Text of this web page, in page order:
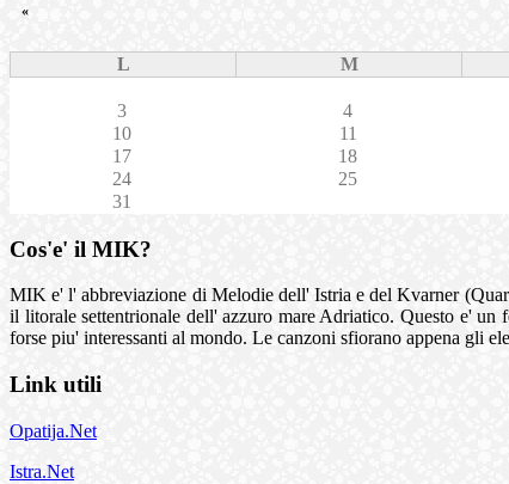
«
L M
3 4
10
11
17
18
24
25
31
Cos'e' il MIK?
MIK e' l' abbreviazione di Melodie dell' Istria e del Kvarner
il litorale settentrionale dell' azzuro mare Adriatico. Questo e' un
forse piu' interessanti al mondo. Le canzoni sfiorano appena gli
Link utili
Opatija.Net
Istra.Net